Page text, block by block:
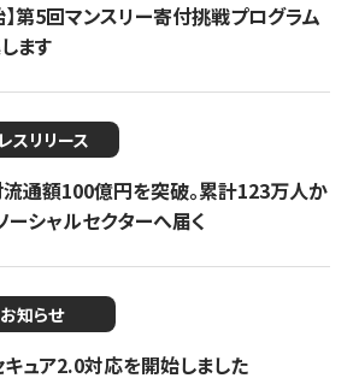
第5回マンスリー寄付挑戦プログラム
ます
スリリース
流通額100億円を突破。累計123万人か
ーシャルセクターへ届く
お知らせ
ュア2.0対応を開始しました